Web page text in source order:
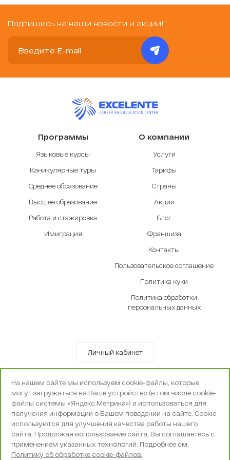
Подпишись на наши новости и акции!
Программы
Языковые курсы
Каникулярные туры
Среднее образование
Высшее образование
Работа и стажировка
Имиграция
О компании
Услуги
Тарифы
Страны
Акции
Блог
Франшиза
Контакты
Пользовательское соглашение
Политика куки
Политика обработки
персональных данных
Личный кабинет
© OOO «Экселенте» 2010-2026 г.
Политика конфиденциальности
Поддержка и сопровождение -Вебпространство
На нашем сайте мы используем cookie-файлы, которые
могут загружаться на Ваше устройство (в том числе cookie-
файлы системы «Яндекс.Метрика») и использоваться для
получения информации о Вашем поведении на сайте. Cookie
используются для улучшения качества работы нашего
сайта. Продолжая использование сайта, Вы соглашаетесь с
применением указанных технологий. Подробнее см.
Политику об обработке cookie-файлов.